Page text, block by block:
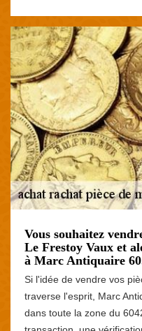
Vous souhaitez
Le Frestoy Vaux et
à Marc Antiquaire
Si l'idée de vendre vos
traverse l'esprit, Marc
dans toute la zone du